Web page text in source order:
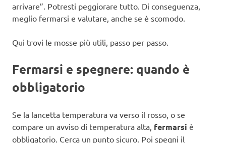
arrivare”. Potresti peggiorare tutto. Di conseguenza,
meglio fermarsi e valutare, anche se è scomodo.
Qui trovi le mosse più utili, passo per passo.
Fermarsi e spegnere: quando è
obbligatorio
Se la lancetta temperatura va verso il rosso, o se
compare un avviso di temperatura alta, fermarsi è
obbligatorio. Cerca un punto sicuro. Poi spegni il